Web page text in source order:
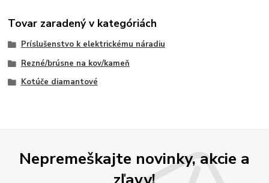
Tovar zaradený v kategóriách
Príslušenstvo k elektrickému náradiu
Rezné/brúsne na kov/kameň
Kotúče diamantové
Nepremeškajte novinky, akcie a